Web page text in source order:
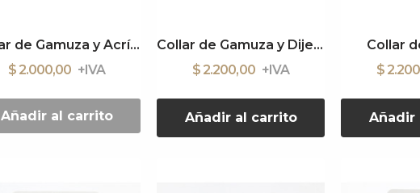
Collar de Gamuza y Acrílico
$ 2.000,00
Añadir al carrito
Collar de Gamuza y Dije Estrella
$ 2.200,00
Añadir al carrito
Collar
$
Añadir